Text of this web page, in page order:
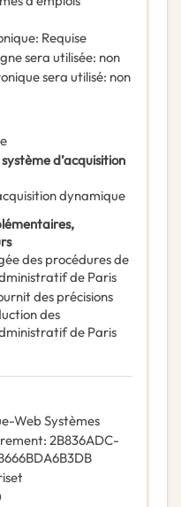
: Requise
sera utilisée: non
sera utilisé: non
d’acquisition
dynamique
des procédures de
de Paris
des précisions
des
de Paris
Web Systèmes
: 2B836ADC-